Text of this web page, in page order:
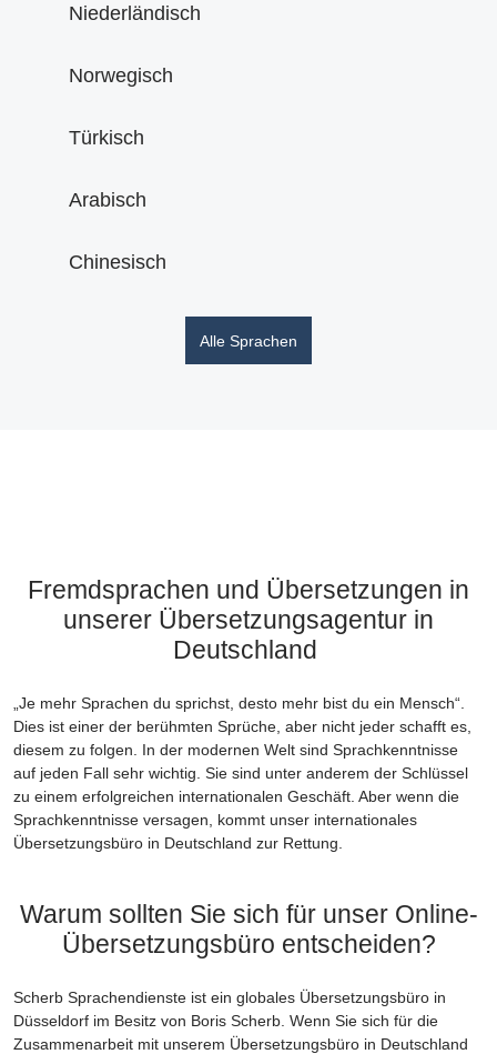
Niederländisch
Norwegisch
Türkisch
Arabisch
Chinesisch
Alle Sprachen
Fremdsprachen und Übersetzungen in
unserer Übersetzungsagentur in
Deutschland
„Je mehr Sprachen du sprichst, desto mehr bist du ein Mensch“.
Dies ist einer der berühmten Sprüche, aber nicht jeder schafft es,
diesem zu folgen. In der modernen Welt sind Sprachkenntnisse
auf jeden Fall sehr wichtig. Sie sind unter anderem der Schlüssel
zu einem erfolgreichen internationalen Geschäft. Aber wenn die
Sprachkenntnisse versagen, kommt unser internationales
Übersetzungsbüro in Deutschland zur Rettung.
Warum sollten Sie sich für unser Online-
Übersetzungsbüro entscheiden?
Scherb Sprachendienste ist ein globales Übersetzungsbüro in
Düsseldorf im Besitz von Boris Scherb. Wenn Sie sich für die
Zusammenarbeit mit unserem Übersetzungsbüro in Deutschland